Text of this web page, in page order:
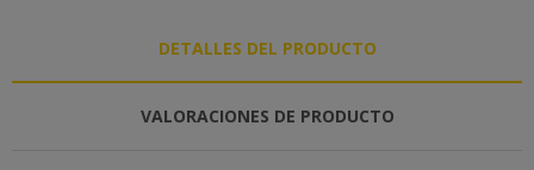
DETALLES DEL PRODUCTO
VALORACIONES DE PRODUCTO